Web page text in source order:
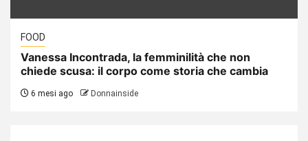
FOOD
Vanessa Incontrada, la femminilità che non
chiede scusa: il corpo come storia che cambia
6 mesi ago Donnainside